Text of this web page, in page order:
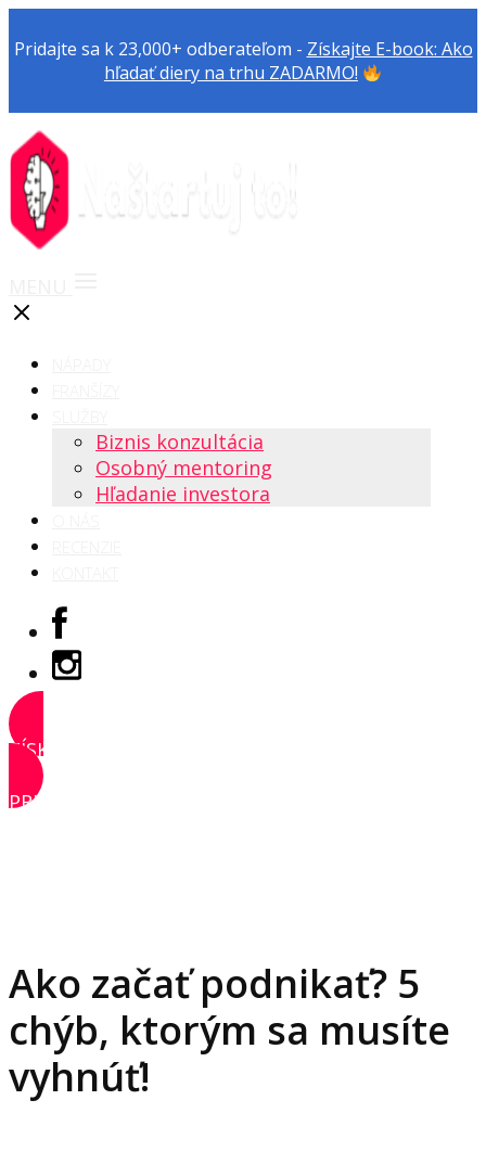
Pridajte sa k 23,000+ odberateľom - Získajte E-book: Ako
hľadať diery na trhu ZADARMO!
Biznis konzultácia
Osobný mentoring
Hľadanie investora
ZÍSKAŤ PRÍSTUP
PRIHLÁSIŤ SA
Ako začať podnikať? 5
chýb, ktorým sa musíte
vyhnúť!